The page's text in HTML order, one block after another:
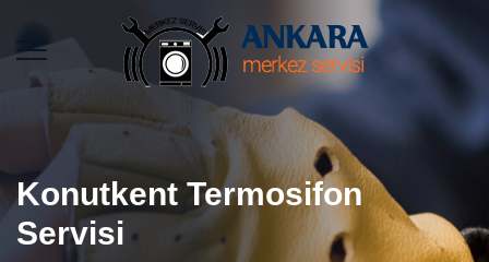
Konutkent Termosifon
Servisi